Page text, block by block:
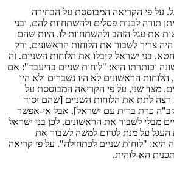
על פי הקריאה המבוססת על הבחירה
תורה לבנות פסלים ולהשתחוות להם, ובני
את עגל הזהב ולהשתחוות לו. היות שהם
היה צריך לשבור את הלוחות הראשונים, ורק
בני ישראל קיבלו את הלוחות השניים. זה
וכותרתו היא: "לוחות שניים בדיעבד": אם
הלוחות הראשונים לא היו נשברים ולא היו
מצד שני, על פי הקריאה המבוססת על
רצה לתת את הלוחות השניים [שהם יסוד
כרת ברית עם ישראל]. אבל אי-אפשר
מבלי לשבור את הראשונים. לכן בני ישראל
העגל על מנת לגרום למשה לשבור את
היא: "לוחות שניים לכתחילה". על פי קריאה
הא-לוהית.